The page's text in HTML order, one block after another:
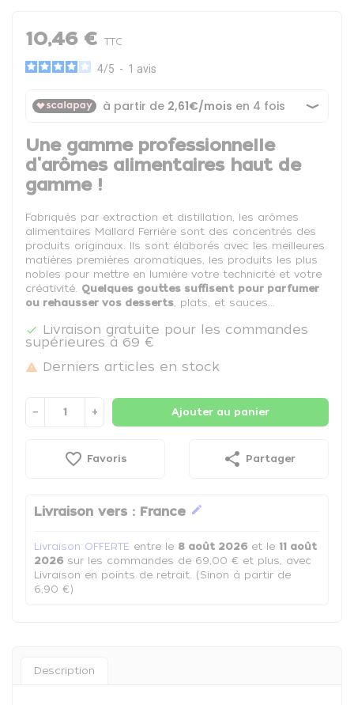
10,46 € TTC
4/5 - 1 avis
Une gamme professionnelle
d'arômes alimentaires haut de
gamme !
Fabriqués par extraction et distillation, les arômes
alimentaires Mallard Ferrière sont des concentrés des
produits originaux. Ils sont élaborés avec les meilleures
matières premières aromatiques, les produits les plus
nobles pour mettre en lumière votre technicité et votre
créativité. Quelques gouttes suffisent pour parfumer
ou rehausser vos desserts, plats, et sauces...

Livraison gratuite pour les commandes
supérieures à 69 €
 Derniers articles en stock
− + Ajouter au panier
favorite_border Favoris share Partager
Livraison vers : France edit
Livraison OFFERTE entre le 8 août 2026 et le 11 août
2026 sur les commandes de 69,00 € et plus, avec
Livraison en points de retrait. (Sinon à partir de
6,90 €)
Description